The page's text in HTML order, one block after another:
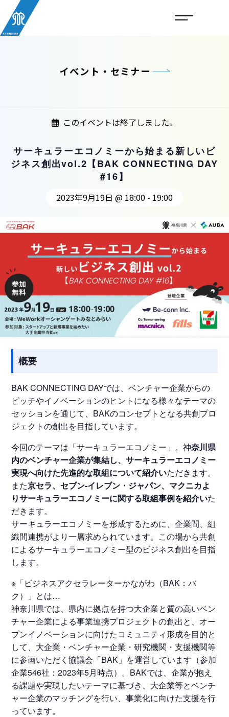
イベント・セミナー
このイベントは終了しました。
サーキュラーエコノミーから始まる新しいビ
ジネス創出vol.2【BAK CONNECTING DAY
#16】
2023年9月19日 @ 18:00 - 19:00
概要
BAK CONNECTING DAYでは、ベンチャー企業からの
ピッチやイノベーションのヒントになる様々なテーマの
セッションを通じて、BAKのコンセプトとなる共創プロ
ジェクトの創出を目指しています。
今回のテーマは「サーキュラーエコノミー」。神奈川県
内のベンチャー企業が集結し、サーキュラーエコノミー
実現へ向けた先進的な取組について紹介いただきます。
また京セラ、セブン‐イレブン・ジャパン、マクニカよ
りサーキュラーエコノミーに関する取組事例を紹介いた
だきます。
サーキュラーエコノミーを形成するために、企業間、組
織間連携がより一層求められています。この場から共創
によるサーキュラーエコノミー型のビジネス創出を目指
します。
※「ビジネスアクセラレーターかながわ（BAK：バ
ク）」とは…
神奈川県では、県内に拠点を持つ大企業と質の高いベン
チャー企業による事業連携プロジェクトの創出と、オー
プンイノベーションに向けたコミュニティ形成を目的と
して、大企業・ベンチャー企業・研究機関・支援機関等
に参画いただく協議会「BAK」を運営しています（参加
企業546社：2023年5月時点）。BAKでは、企業が抱え
る課題や実現したいテーマに基づき、大企業等とベンチ
ャー企業のマッチングを行い、事業化に向けた支援を行
っています。